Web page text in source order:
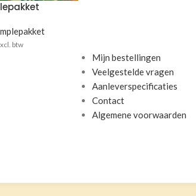
btw
Mijn bestellingen
Veelgestelde vragen
Aanleverspecificaties
Contact
Algemene voorwaarden